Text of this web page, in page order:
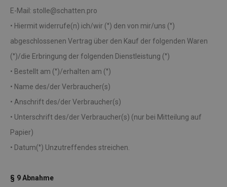
E-Mail: stolle@schatten.pro
• Hiermit widerrufe(n) ich/wir (°) den von mir/uns (°)
abgeschlossenen Vertrag über den Kauf der folgenden Waren
(°)/die Erbringung der folgenden Dienstleistung (°)
• Bestellt am (°)/erhalten am (°)
• Name des/der Verbraucher(s)
• Anschrift des/der Verbraucher(s)
• Unterschrift des/der Verbraucher(s) (nur bei Mitteilung auf
Papier)
• Datum(°) Unzutreffendes streichen.
§ 9 Abnahme